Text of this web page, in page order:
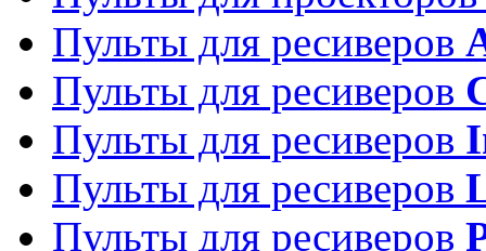
Пульты для ресиверов
Пульты для ресиверов
Пульты для ресиверов
Пульты для ресиверов
Пульты для ресиверов